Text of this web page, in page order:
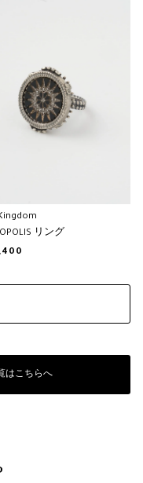
リング
はこちらへ